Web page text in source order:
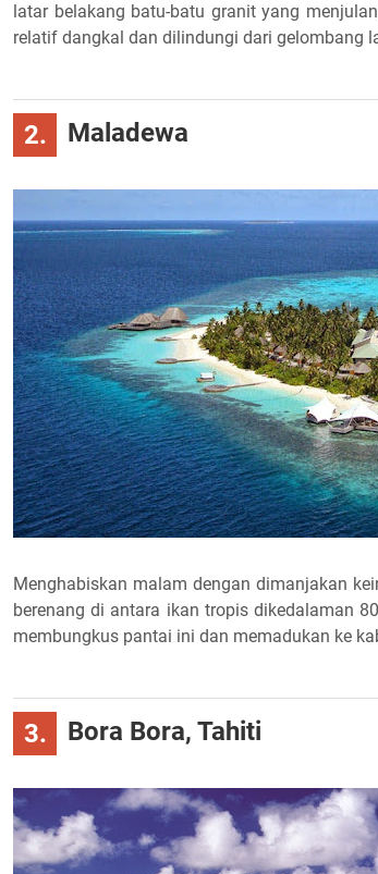
latar belakang batu-batu granit yang
relatif dangkal dan dilindungi dari gelombang
2. Maladewa
Menghabiskan malam dengan dimanjakan
berenang di antara ikan tropis dikedalaman
membungkus pantai ini dan memadukan ke
3. Bora Bora, Tahiti